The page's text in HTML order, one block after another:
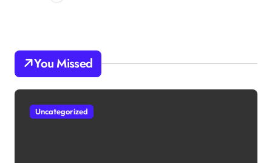
You Missed
Uncategorized